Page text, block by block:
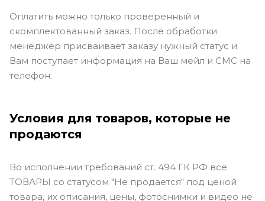
Оплатить можно только проверенный и
скомплектованный заказ. После обработки
менеджер присваивает заказу нужный статус и
Вам поступает информация на Ваш мейл и СМС на
телефон.
Условия для товаров, которые не
продаются
Во исполнении требований ст. 494 ГК РФ все
ТОВАРЫ со статусом "Не продается" под ценой
товара, их описания, цены, фотоснимки и видео не